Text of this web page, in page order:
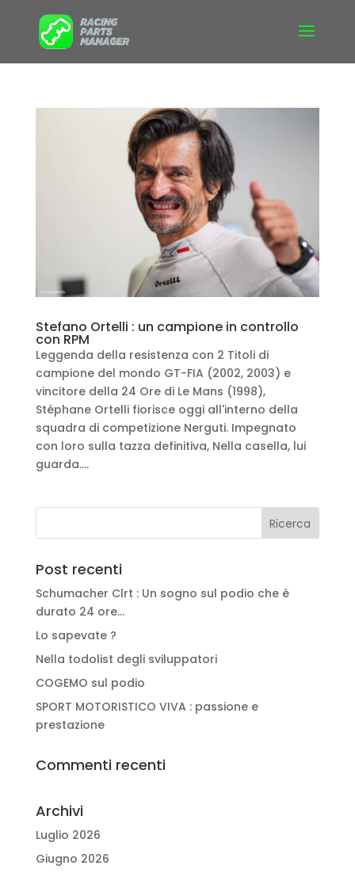
Stefano Ortelli : un campione in controllo
con RPM
Leggenda della resistenza con 2 Titoli di
campione del mondo GT-FIA (2002, 2003) e
vincitore della 24 Ore di Le Mans (1998),
Stéphane Ortelli fiorisce oggi all'interno della
squadra di competizione Nerguti. Impegnato
con loro sulla tazza definitiva, Nella casella, lui
guarda....
Post recenti
Schumacher Clrt : Un sogno sul podio che è
durato 24 ore…
Lo sapevate ?
Nella todolist degli sviluppatori
COGEMO sul podio
SPORT MOTORISTICO VIVA : passione e
prestazione
Commenti recenti
Archivi
Luglio 2026
Giugno 2026